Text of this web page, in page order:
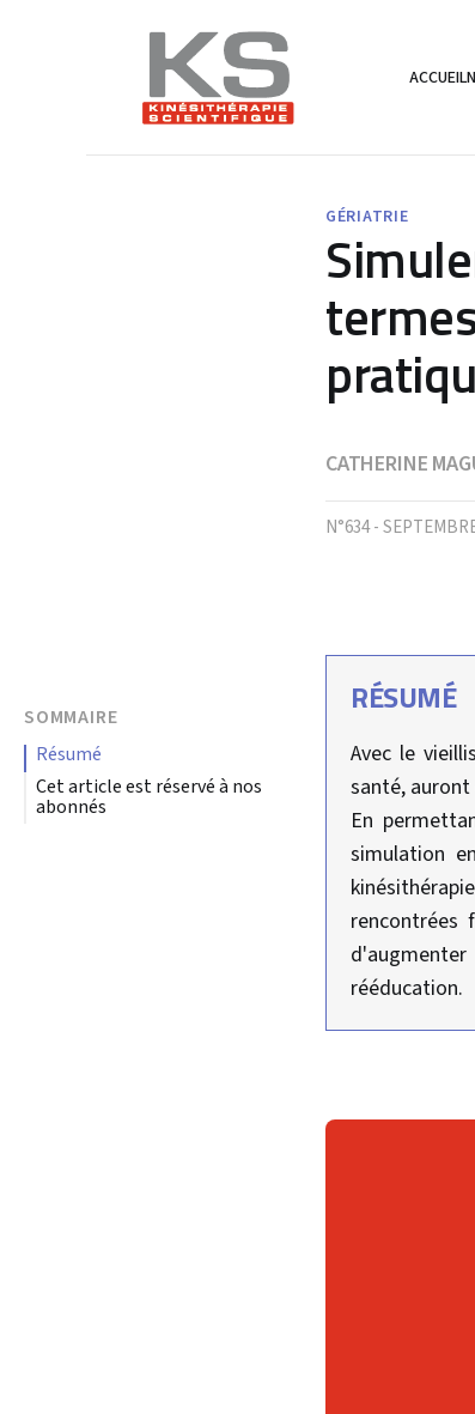
ACCUEIL
GÉRIATRIE
CATHERINE
N°634 -
SOMMAIRE
résumé
Cet article est réservé à nos
abonnés
RÉSUMÉ
Avec le
santé, auront
En
simulation
rencontrées
rééducation.